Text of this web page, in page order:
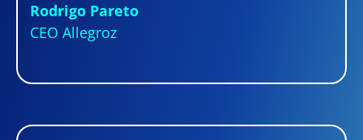
Rodrigo Pareto
CEO Allegroz